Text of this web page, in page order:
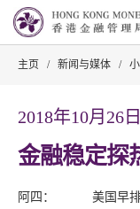
主页 / 新闻与媒体 /
2018年10月26日
金融稳定探
阿四：
美国早